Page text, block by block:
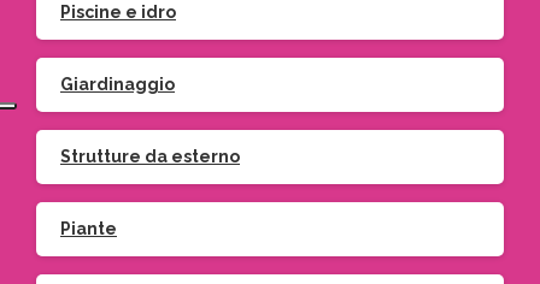
Piscine e idro
Giardinaggio
Strutture da esterno
Piante